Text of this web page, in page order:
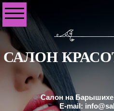
САЛОН
Салон на Барышихе
E-mail: